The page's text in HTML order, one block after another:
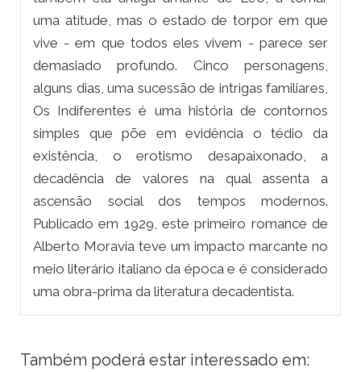
uma atitude, mas o estado de torpor em que
vive - em que todos eles vivem - parece ser
demasiado profundo. Cinco personagens,
alguns dias, uma sucessão de intrigas familiares,
Os Indiferentes é uma história de contornos
simples que põe em evidência o tédio da
existência, o erotismo desapaixonado, a
decadência de valores na qual assenta a
ascensão social dos tempos modernos.
Publicado em 1929, este primeiro romance de
Alberto Moravia teve um impacto marcante no
meio literário italiano da época e é considerado
uma obra-prima da literatura decadentista.
Também poderá estar interessado em: